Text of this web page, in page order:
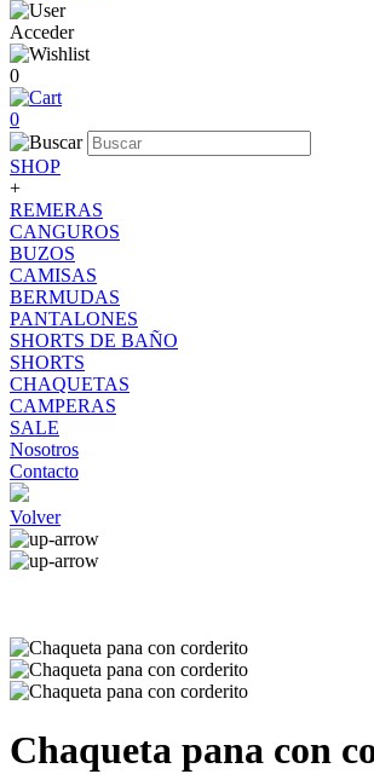
Acceder
0
0
SHOP
+
REMERAS
CANGUROS
BUZOS
CAMISAS
BERMUDAS
PANTALONES
SHORTS DE BAÑO
SHORTS
CHAQUETAS
CAMPERAS
SALE
Nosotros
Contacto
Volver
Chaqueta pana con